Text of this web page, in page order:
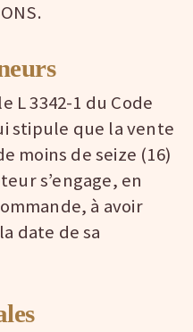
L 3342-1 du Code
stipule que la vente
moins de seize (16)
s’engage, en
à avoir
date de sa